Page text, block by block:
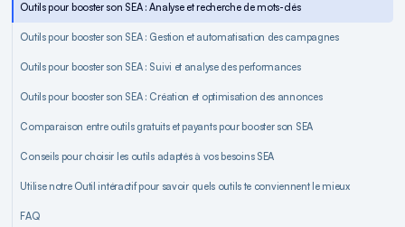
Outils pour booster son SEA : Analyse et recherche de mots-clés
Outils pour booster son SEA : Gestion et automatisation des campagnes
Outils pour booster son SEA : Suivi et analyse des performances
Outils pour booster son SEA : Création et optimisation des annonces
Comparaison entre outils gratuits et payants pour booster son SEA
Conseils pour choisir les outils adaptés à vos besoins SEA
Utilise notre Outil intéractif pour savoir quels outils te conviennent le mieux
FAQ